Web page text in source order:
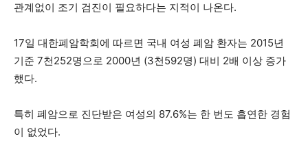
관계없이 조기 검진이 필요하다는 지적이 나온다.
17일 대한폐암학회에 따르면 국내 여성 폐암 환자는 2015년
기준 7천252명으로 2000년 (3천592명) 대비 2배 이상 증가
했다.
특히 폐암으로 진단받은 여성의 87.6%는 한 번도 흡연한 경험
이 없었다.